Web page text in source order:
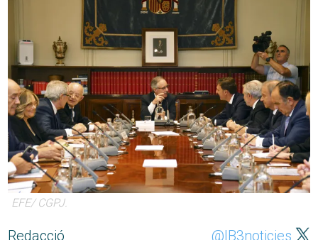
EFE/ CGPJ.
Redacció @IB3noticies